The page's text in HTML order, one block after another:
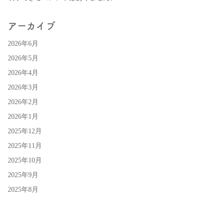
アーカイブ
2026年6月
2026年5月
2026年4月
2026年3月
2026年2月
2026年1月
2025年12月
2025年11月
2025年10月
2025年9月
2025年8月